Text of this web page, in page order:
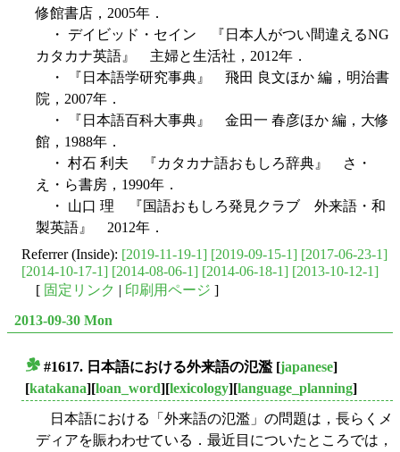
修館書店，2005年．
・ デイビッド・セイン 『日本人がつい間違えるNG
カタカナ英語』 主婦と生活社，2012年．
・ 『日本語学研究事典』 飛田 良文ほか 編，明治書
院，2007年．
・ 『日本語百科大事典』 金田一 春彦ほか 編，大修
館，1988年．
・ 村石 利夫 『カタカナ語おもしろ辞典』 さ・
え・ら書房，1990年．
・ 山口 理 『国語おもしろ発見クラブ 外来語・和
製英語』 2012年．
Referrer (Inside): [2019-11-19-1] [2019-09-15-1] [2017-06-23-1]
[2014-10-17-1] [2014-08-06-1] [2014-06-18-1] [2013-10-12-1]
[ 固定リンク | 印刷用ページ ]
2013-09-30 Mon
#1617. 日本語における外来語の氾濫 [japanese]
[katakana][loan_word][lexicology][language_planning]
日本語における「外来語の氾濫」の問題は，長らくメ
ディアを賑わわせている．最近目についたところでは，